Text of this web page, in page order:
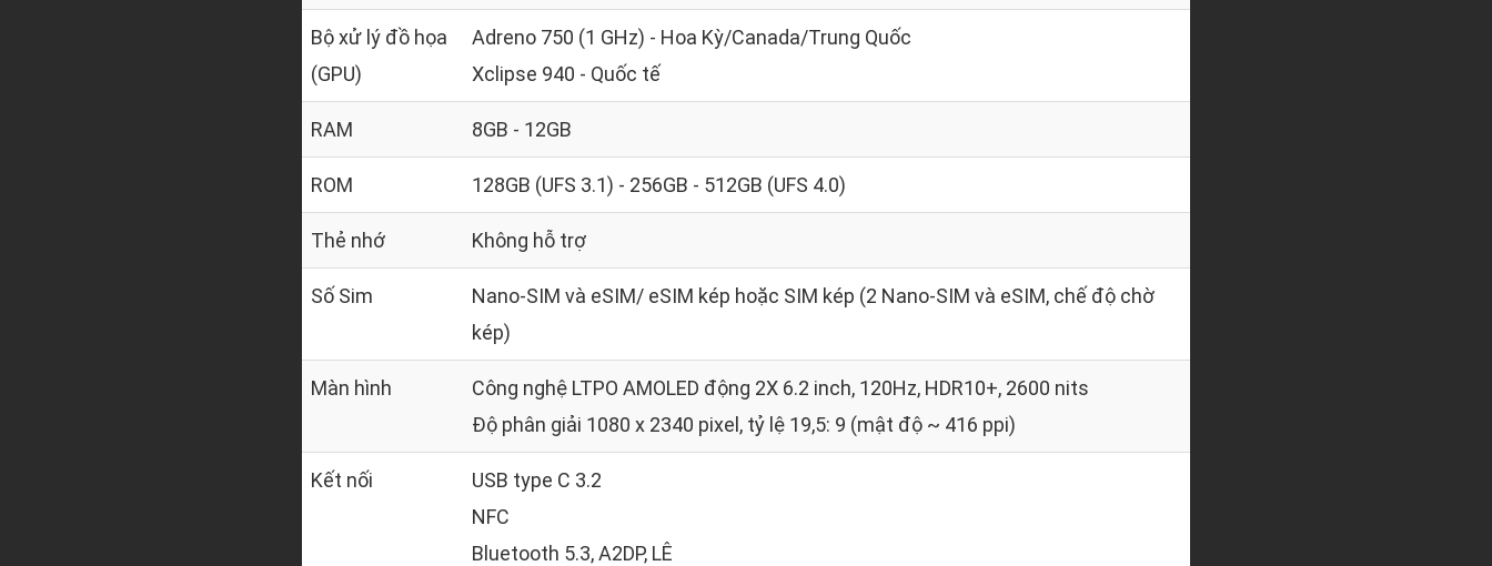
Bộ xử lý đồ họa
(GPU)
Adreno 750 (1 GHz) - Hoa Kỳ/Canada/Trung Quốc
Xclipse 940 - Quốc tế
RAM 8GB - 12GB
ROM 128GB (UFS 3.1) - 256GB - 512GB (UFS 4.0)
Thẻ nhớ Không hỗ trợ
Số Sim
Nano-SIM và eSIM/ eSIM kép hoặc SIM kép (2 Nano-SIM và eSIM, chế độ chờ
kép)
Màn hình
Công nghệ LTPO AMOLED động 2X 6.2 inch, 120Hz, HDR10+, 2600 nits
Độ phân giải 1080 x 2340 pixel, tỷ lệ 19,5: 9 (mật độ ~ 416 ppi)
Kết nối
USB type C 3.2
NFC
Bluetooth 5.3, A2DP, LÊ